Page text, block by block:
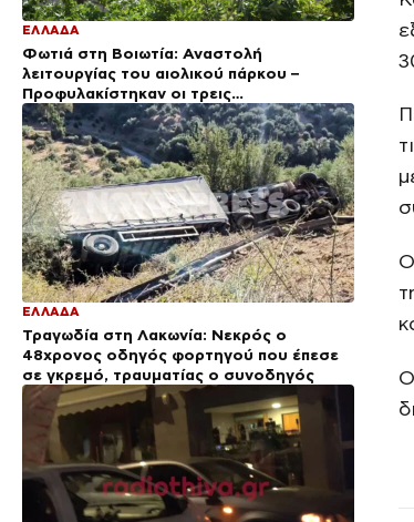
ΕΛΛΑΔΑ
Φωτιά στη Βοιωτία: Αναστολή
λειτουργίας του αιολικού πάρκου –
Προφυλακίστηκαν οι τρεις
κατηγορούμενοι
ΕΛΛΑΔΑ
Τραγωδία στη Λακωνία: Νεκρός ο
48χρονος οδηγός φορτηγού που έπεσε
σε γκρεμό, τραυματίας ο συνοδηγός